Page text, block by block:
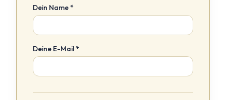
Dein Name *
Deine E-Mail *